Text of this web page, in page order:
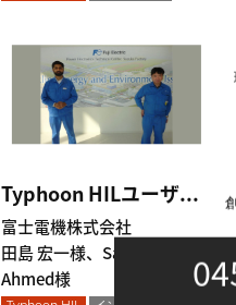
Typhoon HILユーザ...
富士電機株式会社
田島 宏一様、Salman
Ahmed様